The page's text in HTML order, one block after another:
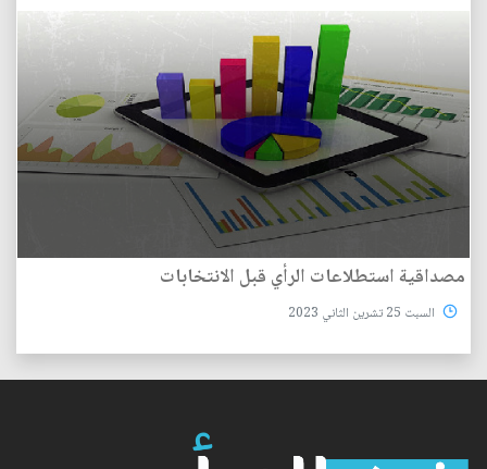
مصداقية استطلاعات الرأي قبل الانتخابات
السبت 25 تشرين الثاني 2023